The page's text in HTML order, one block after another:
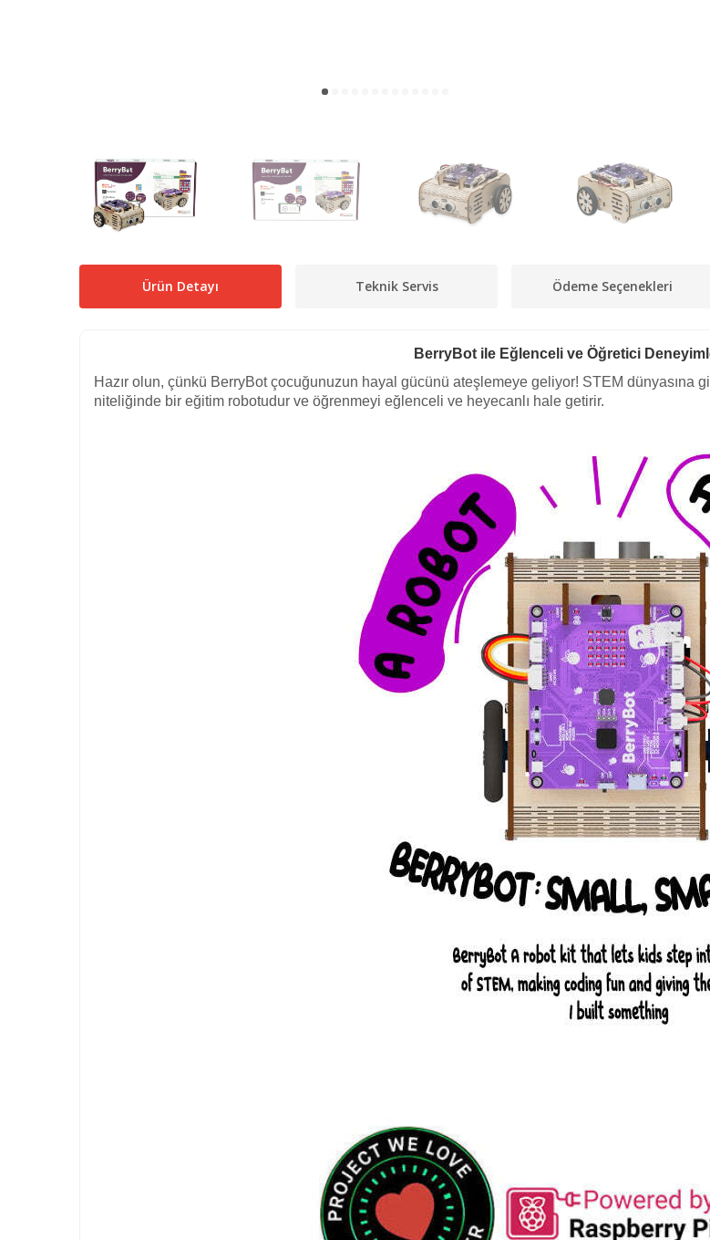
Ürün Detayı Teknik Servis Ödeme Seçenekleri
BerryBot ile Eğlenceli ve Öğretici
Hazır olun, çünkü BerryBot çocuğunuzun hayal gücünü ateşlemeye geliyor! STEM dünyasına
niteliğinde bir eğitim robotudur ve öğrenmeyi eğlenceli ve heyecanlı hale getirir.